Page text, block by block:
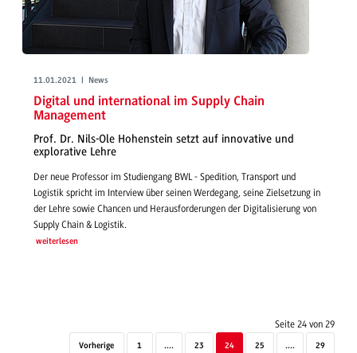
11.01.2021 | News
Digital und international im Supply Chain
Management
Prof. Dr. Nils-Ole Hohenstein setzt auf innovative und
explorative Lehre
Der neue Professor im Studiengang BWL - Spedition, Transport und
Logistik spricht im Interview über seinen Werdegang, seine Zielsetzung in
der Lehre sowie Chancen und Herausforderungen der Digitalisierung von
Supply Chain & Logistik.
weiterlesen
Seite 24 von 29
Vorherige 1 .... 23 24 25 .... 29